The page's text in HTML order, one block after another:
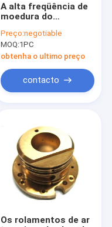
A alta freqüência de
moedura do
WESTWIND alonga
WWD1822
200000RPM
Preço:negotiable
MOQ:1PC
obtenha o ultimo preço
contacto
Os rolamentos de ar